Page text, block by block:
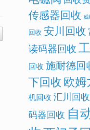
传感器回收
回收 安川回收
读码器回收
回收 施耐德回
下回收欧
机回收 汇川回收
码器回收 自